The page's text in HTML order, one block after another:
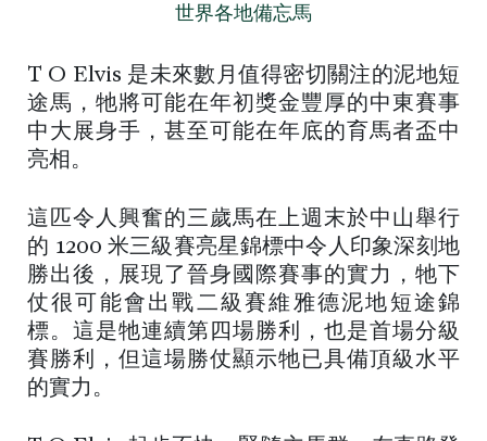
世界各地備忘馬
T O Elvis 是未來數月值得密切關注的泥地短
途馬，牠將可能在年初獎金豐厚的中東賽事
中大展身手，甚至可能在年底的育馬者盃中
亮相。
這匹令人興奮的三歲馬在上週末於中山舉行
的 1200 米三級賽亮星錦標中令人印象深刻地
勝出後，展現了晉身國際賽事的實力，牠下
仗很可能會出戰二級賽維雅德泥地短途錦
標。這是牠連續第四場勝利，也是首場分級
賽勝利，但這場勝仗顯示牠已具備頂級水平
的實力。